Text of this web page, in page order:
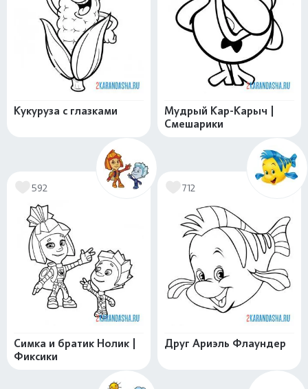
Кукуруза с глазками
Мудрый Кар-Карыч |
Смешарики
592
Симка и братик Нолик |
Фиксики
712
Друг Ариэль Флаундер